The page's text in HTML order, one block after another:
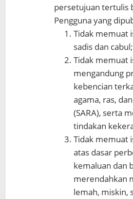
persetujuan tertulis
Pengguna yang
Tidak memuat
sadis dan cabul;
Tidak memuat
mengandung
kebencian
agama, ras,
(SARA), serta
tindakan
Tidak memuat
atas dasar
kemaluan dan
merendahkan
lemah, miskin,